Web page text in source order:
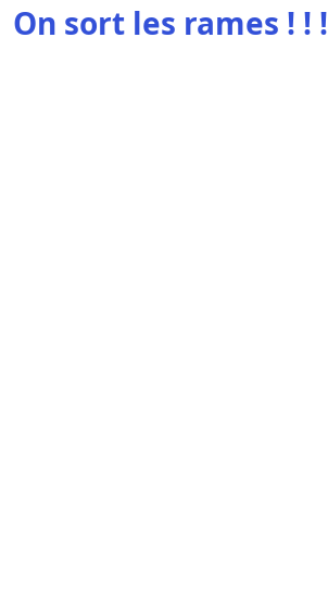
On sort les rames ! ! !